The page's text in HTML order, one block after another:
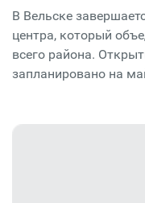
В Вельске
центра, который
всего района.
запланировано на